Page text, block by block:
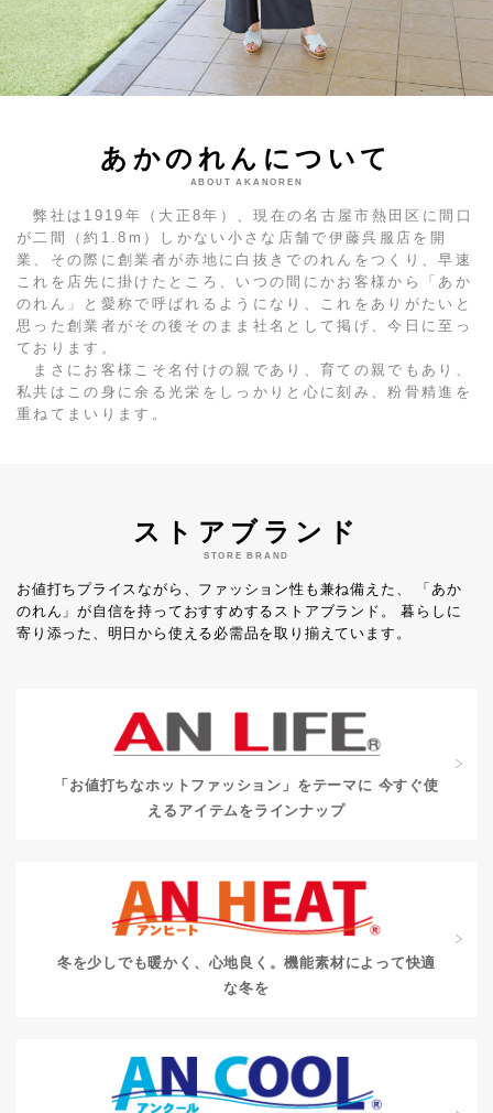
あかのれんについて
ABOUT AKANOREN
弊社は1919年（大正8年）、現在の名古屋市熱田区に間口
が二間（約1.8m）しかない小さな店舗で伊藤呉服店を開
業、その際に創業者が赤地に白抜きでのれんをつくり、早速
これを店先に掛けたところ、いつの間にかお客様から「あか
のれん」と愛称で呼ばれるようになり、これをありがたいと
思った創業者がその後そのまま社名として掲げ、今日に至っ
ております。
まさにお客様こそ名付けの親であり、育ての親でもあり、
私共はこの身に余る光栄をしっかりと心に刻み、粉骨精進を
重ねてまいります。
ストアブランド
STORE BRAND
お値打ちプライスながら、ファッション性も兼ね備えた、
「あか
のれん」が自信を持っておすすめするストアブランド。
暮らしに
寄り添った、明日から使える必需品を取り揃えています。
「お値打ちなホットファッション」をテーマに 今すぐ使
えるアイテムをラインナップ
冬を少しでも暖かく、心地良く。機能素材によって快適
な冬を